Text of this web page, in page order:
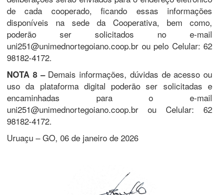
de cada cooperado, ficando essas informações
disponíveis na sede da Cooperativa, bem como,
poderão ser solicitados no e-mail
uni251@unimednortegoiano.coop.br ou pelo Celular: 62
98182-4172.
NOTA 8 – Demais informações, dúvidas de acesso ou
uso da plataforma digital poderão ser solicitadas e
encaminhadas para o e-mail
uni251@unimednortegoiano.coop.br ou Celular: 62
98182-4172.
Uruaçu – GO, 06 de janeiro de 2026